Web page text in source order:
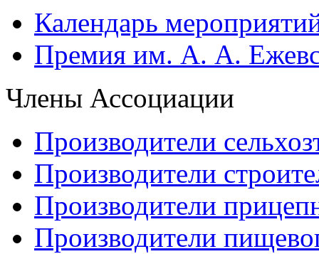
Календарь
Премия им. А. А.
Члены Ассоциации
Производители
Производители
Производители
Производители